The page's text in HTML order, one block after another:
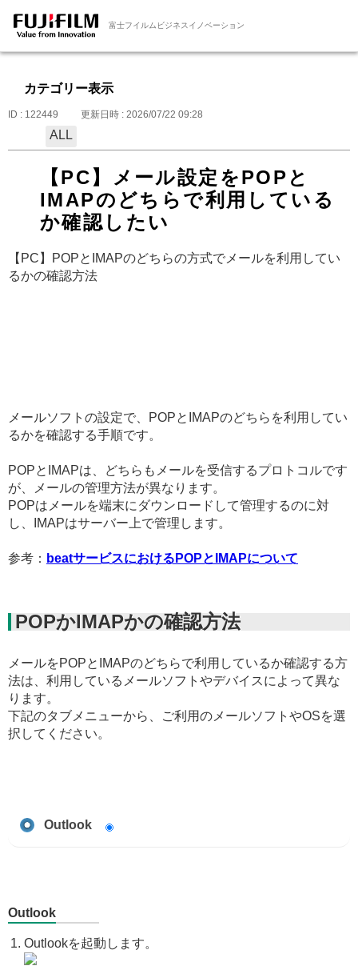
富士フイルムビジネスイノベーション
カテゴリー表示
ID : 122449 更新日時 : 2026/07/22 09:28
ALL
【PC】メール設定をPOPと
IMAPのどちらで利用している
か確認したい
【PC】POPとIMAPのどちらの方式でメールを利用してい
るかの確認方法
メールソフトの設定で、POPとIMAPのどちらを利用してい
るかを確認する手順です。
POPとIMAPは、どちらもメールを受信するプロトコルです
が、メールの管理方法が異なります。
POPはメールを端末にダウンロードして管理するのに対
し、IMAPはサーバー上で管理します。
参考： beatサービスにおけるPOPとIMAPについて
POPかIMAPかの確認方法
メールをPOPとIMAPのどちらで利用しているか確認する方
法は、利用しているメールソフトやデバイスによって異な
ります。
下記のタブメニューから、ご利用のメールソフトやOSを選
択してください。
Outlook
Outlook
Outlookを起動します。